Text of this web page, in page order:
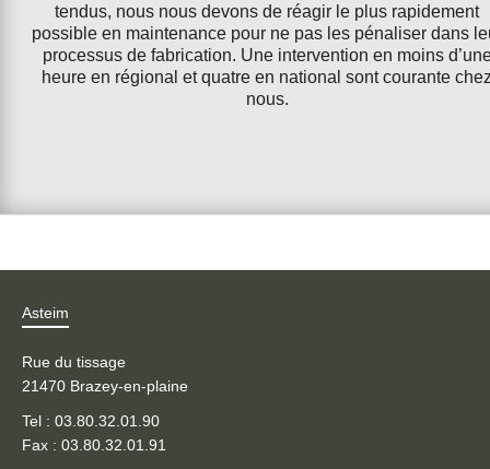
tendus, nous nous devons de réagir le plus rapidement
possible en maintenance pour ne pas les pénaliser dans
processus de fabrication. Une intervention en moins
heure en régional et quatre en national sont courante
nous.
Asteim
Rue du tissage
21470 Brazey-en-plaine
Tel : 03.80.32.01.90
Fax : 03.80.32.01.91